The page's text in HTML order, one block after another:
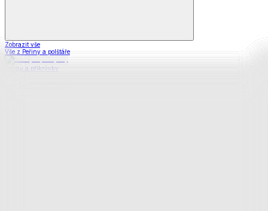
Zobrazit vše
Vše z Peřiny a polštáře
Peřiny a přikrývky